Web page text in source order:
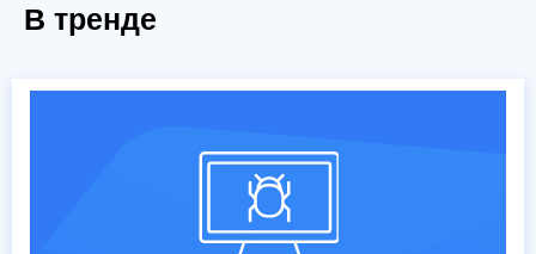
В тренде